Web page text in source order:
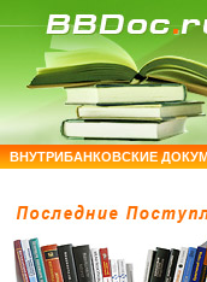
ВНУТРИБАНКОВСКИЕ